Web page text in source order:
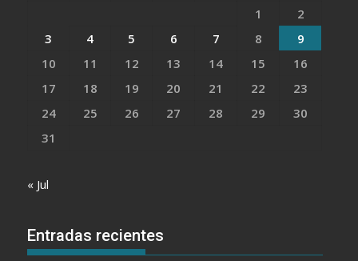
1
2
3
4 5 6 7 8
9
10
11 12 13 14 15
16
17
18 19 20 21 22
23
24
25 26 27 28 29
30
31
« Jul
Entradas recientes